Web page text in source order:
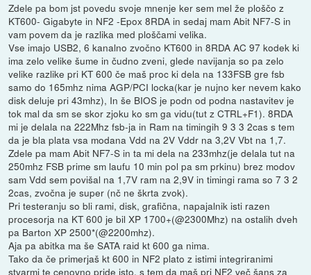
Zdele pa bom jst povedu svoje mnenje ker sem mel že ploščo z
KT600- Gigabyte in NF2 -Epox 8RDA in sedaj mam Abit NF7-S in
vam povem da je razlika med ploščami velika.
Vse imajo USB2, 6 kanalno zvočno KT600 in 8RDA AC 97 kodek ki
ima zelo velike šume in čudno zveni, glede navijanja so pa zelo
velike razlike pri KT 600 če maš proc ki dela na 133FSB gre fsb
samo do 165mhz nima AGP/PCI locka(kar je nujno ker nevem kako
disk deluje pri 43mhz), In še BIOS je podn od podna nastavitev je
tok mal da sm se skor zjoku ko sm ga vidu(tut z CTRL+F1). 8RDA
mi je delala na 222Mhz fsb-ja in Ram na timingih 9 3 3 2cas s tem
da je bla plata vsa modana Vdd na 2V Vddr na 3,2V Vbt na 1,7.
Zdele pa mam Abit NF7-S in ta mi dela na 233mhz(je delala tut na
250mhz FSB prime sm laufu 10 min pol pa sm prkinu) brez modov
sam Vdd sem povišal na 1,7V ram na 2,9V in timingi rama so 7 3 2
2cas, zvočna je super (nč ne škrta zvok).
Pri testeranju so bli rami, disk, grafična, napajalnik isti razen
procesorja na KT 600 je bil XP 1700+(@2300Mhz) na ostalih dveh
pa Barton XP 2500*(@2200mhz).
Aja pa abitka ma še SATA raid kt 600 ga nima.
Tako da če primerjaš kt 600 in NF2 plato z istimi integriranimi
stvarmi te cenovno pride isto, s tem da maš pri NF2 več šans za